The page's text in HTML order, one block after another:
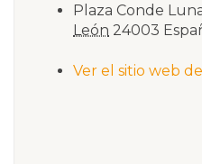
Plaza Conde
León 24003
Ver el sitio web